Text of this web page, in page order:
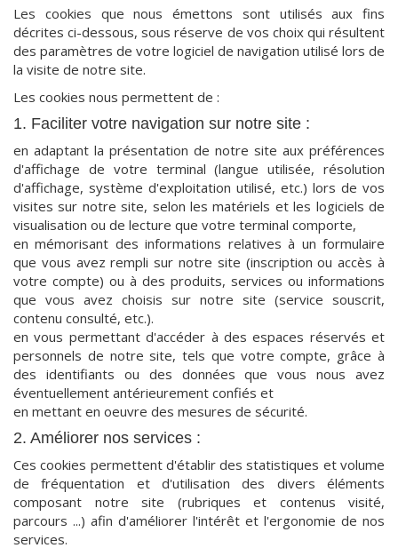
Les cookies que nous émettons sont utilisés aux fins
décrites ci-dessous, sous réserve de vos choix qui résultent
des paramètres de votre logiciel de navigation utilisé lors de
la visite de notre site.
Les cookies nous permettent de :
1. Faciliter votre navigation sur notre site :
en adaptant la présentation de notre site aux préférences
d'affichage de votre terminal (langue utilisée, résolution
d'affichage, système d'exploitation utilisé, etc.) lors de vos
visites sur notre site, selon les matériels et les logiciels de
visualisation ou de lecture que votre terminal comporte,
en mémorisant des informations relatives à un formulaire
que vous avez rempli sur notre site (inscription ou accès à
votre compte) ou à des produits, services ou informations
que vous avez choisis sur notre site (service souscrit,
contenu consulté, etc.).
en vous permettant d'accéder à des espaces réservés et
personnels de notre site, tels que votre compte, grâce à
des identifiants ou des données que vous nous avez
éventuellement antérieurement confiés et
en mettant en oeuvre des mesures de sécurité.
2. Améliorer nos services :
Ces cookies permettent d'établir des statistiques et volume
de fréquentation et d'utilisation des divers éléments
composant notre site (rubriques et contenus visité,
parcours ...) afin d'améliorer l'intérêt et l'ergonomie de nos
services.